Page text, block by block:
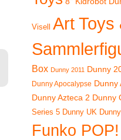
€49,90
inkl. 19 % MwSt.
zzgl.
Lieferzeit:2-3 Tage
In den
Warenkorb
Visell
Art Toys
Box Dunny 2011 Dunny
Dunny Apocalypse Dunny
Dunny Azteca 2 Dunny
Series 5 Dunny UK
Funko